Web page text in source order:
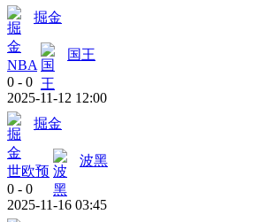
掘金
NBA
国王
0 - 0
2025-11-12 12:00
掘金
世欧预
波黑
0 - 0
2025-11-16 03:45